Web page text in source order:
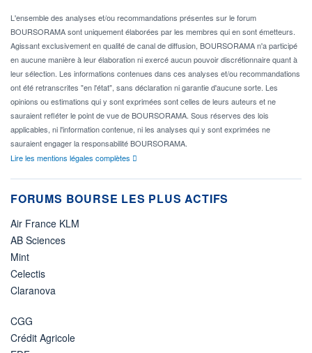
L'ensemble des analyses et/ou recommandations présentes sur le forum
BOURSORAMA sont uniquement élaborées par les membres qui en sont émetteurs.
Agissant exclusivement en qualité de canal de diffusion, BOURSORAMA n'a participé
en aucune manière à leur élaboration ni exercé aucun pouvoir discrétionnaire quant à
leur sélection. Les informations contenues dans ces analyses et/ou recommandations
ont été retranscrites "en l'état", sans déclaration ni garantie d'aucune sorte. Les
opinions ou estimations qui y sont exprimées sont celles de leurs auteurs et ne
sauraient refléter le point de vue de BOURSORAMA. Sous réserves des lois
applicables, ni l'information contenue, ni les analyses qui y sont exprimées ne
sauraient engager la responsabilité BOURSORAMA.
Lire les mentions légales complètes
FORUMS BOURSE LES PLUS ACTIFS
Air France KLM
AB Sciences
Mint
Celectis
Claranova
CGG
Crédit Agricole